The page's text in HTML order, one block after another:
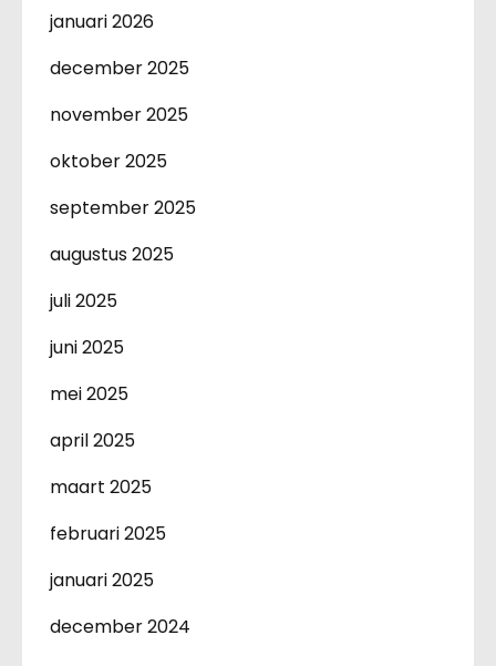
januari 2026
december 2025
november 2025
oktober 2025
september 2025
augustus 2025
juli 2025
juni 2025
mei 2025
april 2025
maart 2025
februari 2025
januari 2025
december 2024